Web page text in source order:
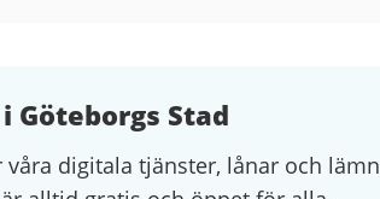
Göteborgs Stad
våra digitala tjänster, lånar och